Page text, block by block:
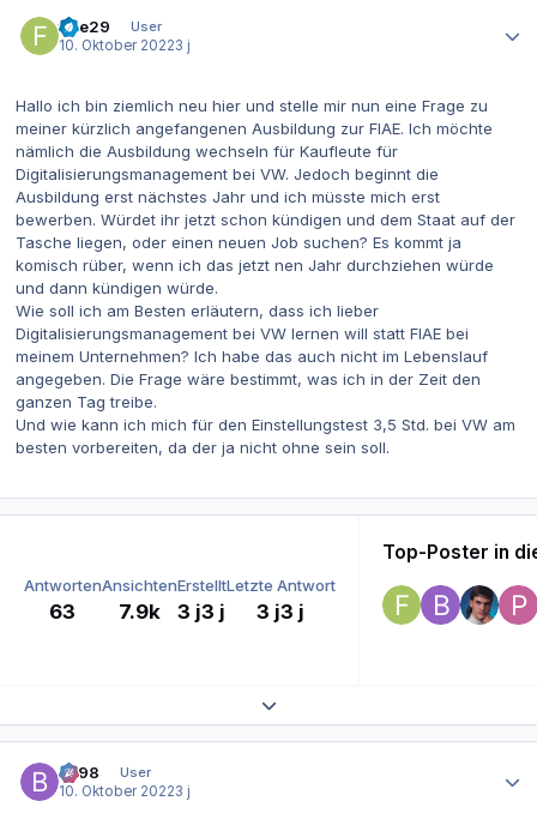
fiae29
User
10. Oktober 20223 j
Hallo ich bin ziemlich neu hier und stelle mir nun eine Frage zu
meiner kürzlich angefangenen Ausbildung zur FIAE. Ich möchte
nämlich die Ausbildung wechseln für Kaufleute für
Digitalisierungsmanagement bei VW. Jedoch beginnt die
Ausbildung erst nächstes Jahr und ich müsste mich erst
bewerben. Würdet ihr jetzt schon kündigen und dem Staat auf der
Tasche liegen, oder einen neuen Job suchen? Es kommt ja
komisch rüber, wenn ich das jetzt nen Jahr durchziehen würde
und dann kündigen würde.
Wie soll ich am Besten erläutern, dass ich lieber
Digitalisierungsmanagement bei VW lernen will statt FIAE bei
meinem Unternehmen? Ich habe das auch nicht im Lebenslauf
angegeben. Die Frage wäre bestimmt, was ich in der Zeit den
ganzen Tag treibe.
Und wie kann ich mich für den Einstellungstest 3,5 Std. bei VW am
besten vorbereiten, da der ja nicht ohne sein soll.
Antworten
63
Ansichten
7.9k
Erstellt
3 j3 j
Letzte Antwort
3 j3 j
Top-Poster in
Themenübersicht erweitern
be98
User
10. Oktober 20223 j